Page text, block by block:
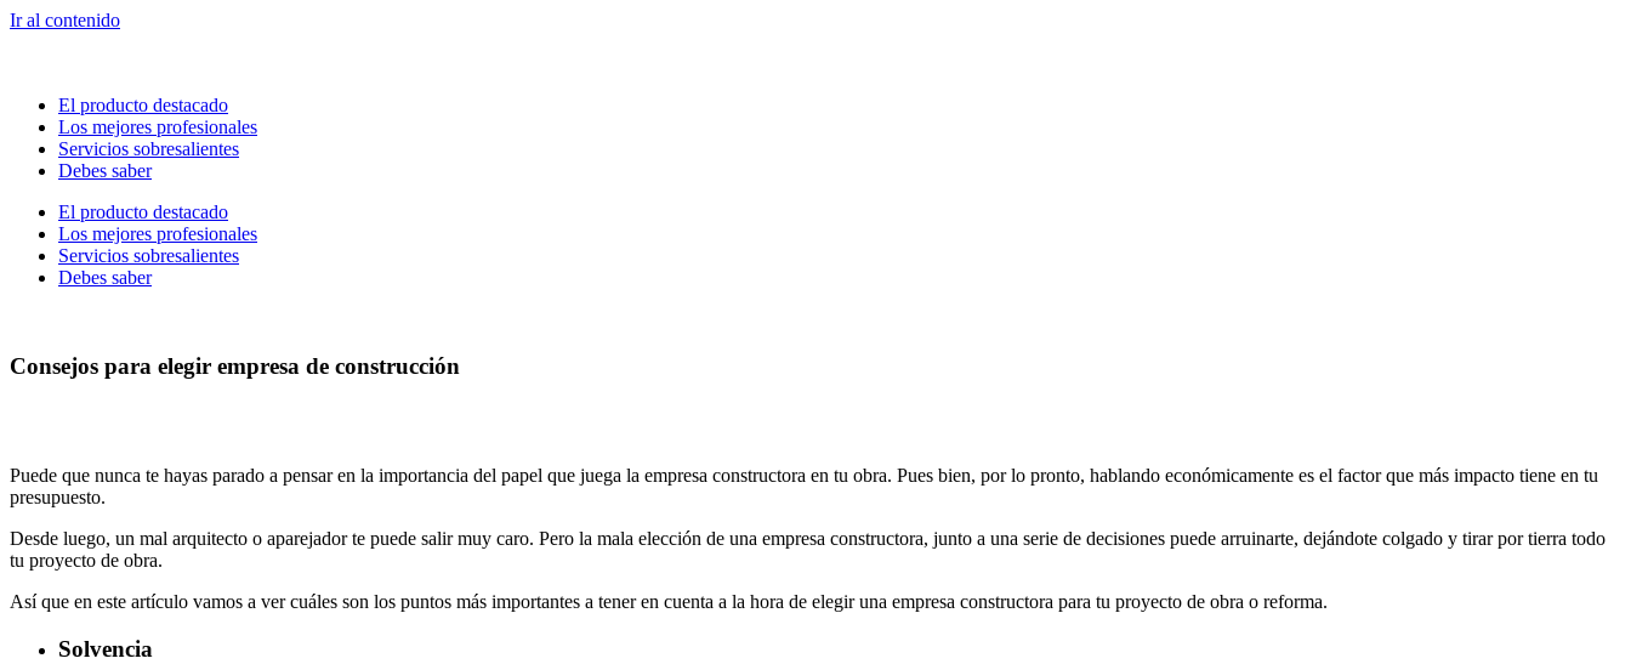
Ir al contenido
El producto destacado
Los mejores profesionales
Servicios sobresalientes
Debes saber
El producto destacado
Los mejores profesionales
Servicios sobresalientes
Debes saber
Consejos para elegir empresa de construcción
Puede que nunca te hayas parado a pensar en la importancia del papel que juega la empresa constructora en tu obra. Pues bien, por lo pronto, hablando económicamente es el factor que más impacto tiene en tu
presupuesto.
Desde luego, un mal arquitecto o aparejador te puede salir muy caro. Pero la mala elección de una empresa constructora, junto a una serie de decisiones puede arruinarte, dejándote colgado y tirar por tierra todo
tu proyecto de obra.
Así que en este artículo vamos a ver cuáles son los puntos más importantes a tener en cuenta a la hora de elegir una empresa constructora para tu proyecto de obra o reforma.
Solvencia